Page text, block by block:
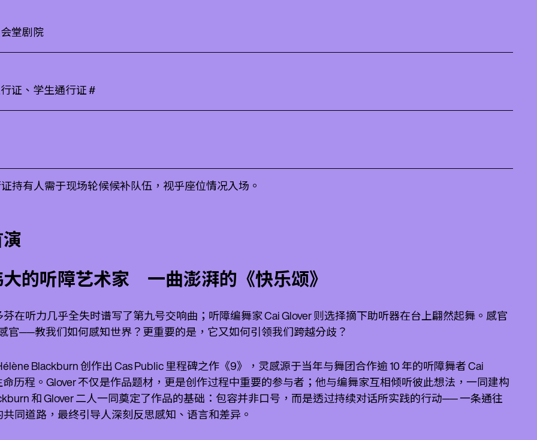
堂剧院
证、学生通行证 #
持有人需于现场轮候候补队伍，视乎座位情况入场。
的听障艺术家 一曲澎湃的《快乐颂》
在听力几乎全失时谱写了第九号交响曲；听障编舞家 Cai Glover 则选择摘下助听器在台上翩然起舞。感官
官──教我们如何感知世界？更重要的是，它又如何引领我们跨越分歧？
Blackburn 创作出 Cas Public 里程碑之作《9》，灵感源于当年与舞团合作逾 10 年的听障舞者 Cai
命历程。Glover 不仅是作品题材，更是创作过程中重要的参与者；他与编舞家互相倾听彼此想法，一同建构
和 Glover 二人一同奠定了作品的基础：包容并非口号，而是透过持续对话所实践的行动── 一条通往
同道路，最终引导人深刻反思感知、语言和差异。